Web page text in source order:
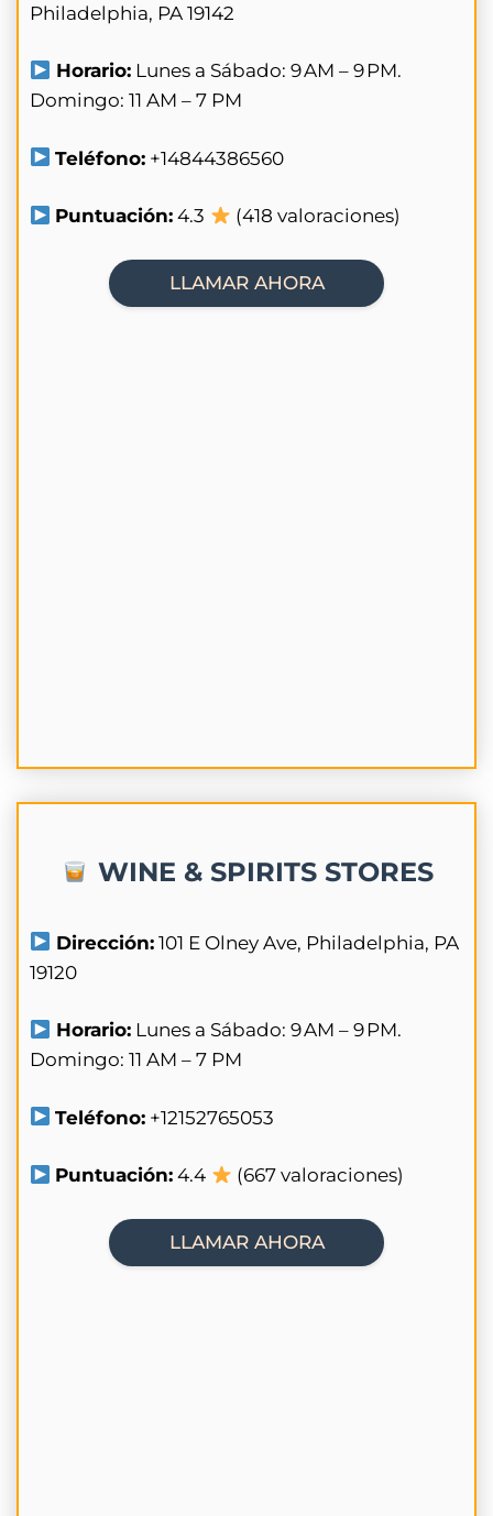
Philadelphia, PA 19142
Horario: Lunes a Sábado: 9 AM – 9 PM.
Domingo: 11 AM – 7 PM
Teléfono: +14844386560
Puntuación: 4.3 (418 valoraciones)
LLAMAR AHORA
WINE & SPIRITS STORES
Dirección: 101 E Olney Ave, Philadelphia, PA
19120
Horario: Lunes a Sábado: 9 AM – 9 PM.
Domingo: 11 AM – 7 PM
Teléfono: +12152765053
Puntuación: 4.4 (667 valoraciones)
LLAMAR AHORA